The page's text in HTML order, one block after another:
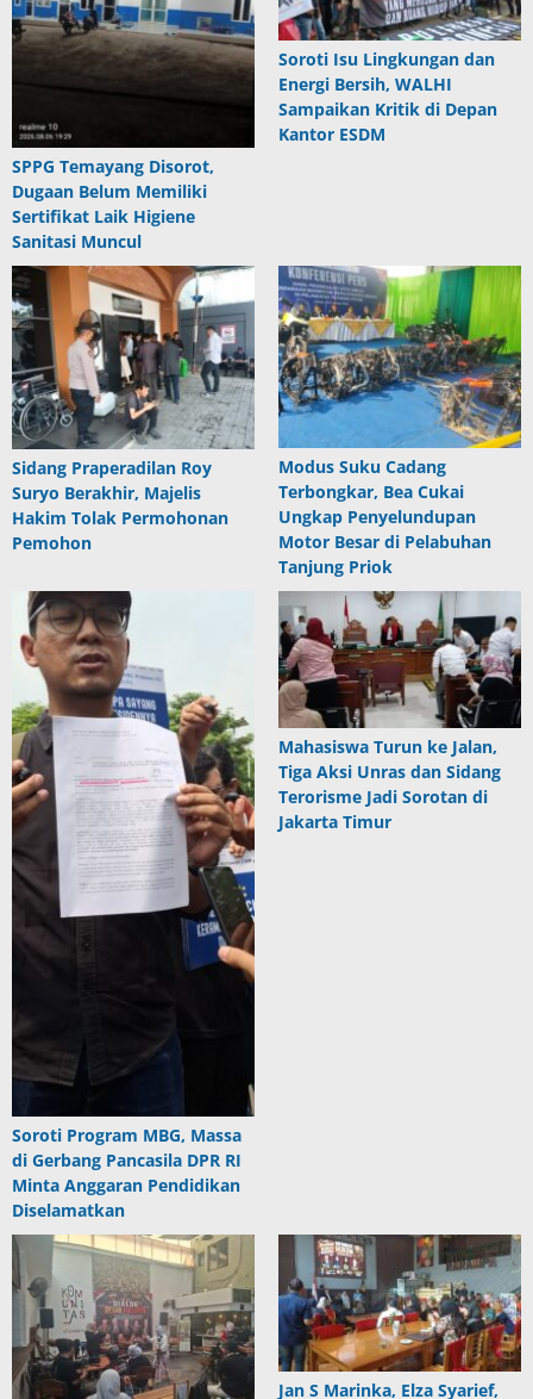
SPPG Temayang Disorot,
Dugaan Belum Memiliki
Sertifikat Laik Higiene
Sanitasi Muncul
Soroti Isu Lingkungan dan
Energi Bersih, WALHI
Sampaikan Kritik di Depan
Kantor ESDM
Sidang Praperadilan Roy
Suryo Berakhir, Majelis
Hakim Tolak Permohonan
Pemohon
Modus Suku Cadang
Terbongkar, Bea Cukai
Ungkap Penyelundupan
Motor Besar di Pelabuhan
Tanjung Priok
Soroti Program MBG, Massa
di Gerbang Pancasila DPR RI
Minta Anggaran Pendidikan
Diselamatkan
Mahasiswa Turun ke Jalan,
Tiga Aksi Unras dan Sidang
Terorisme Jadi Sorotan di
Jakarta Timur
Jan S Marinka, Elza Syarief,